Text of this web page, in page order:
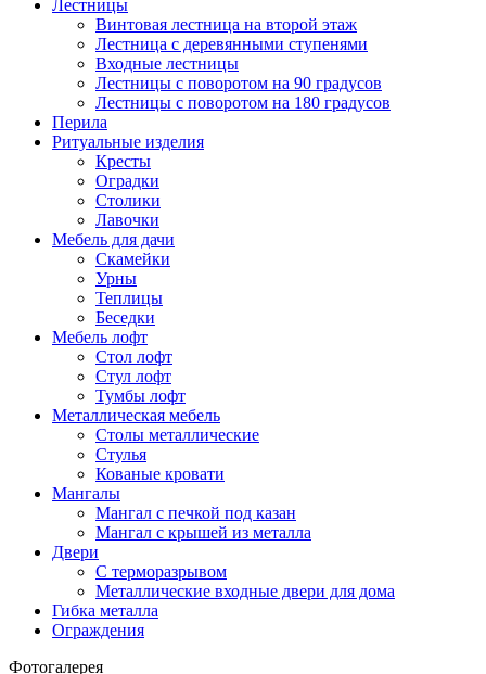
Лестницы
Винтовая лестница на второй этаж
Лестница с деревянными ступенями
Входные лестницы
Лестницы с поворотом на 90 градусов
Лестницы с поворотом на 180 градусов
Перила
Ритуальные изделия
Кресты
Оградки
Столики
Лавочки
Мебель для дачи
Скамейки
Урны
Теплицы
Беседки
Мебель лофт
Стол лофт
Стул лофт
Тумбы лофт
Металлическая мебель
Столы металлические
Стулья
Кованые кровати
Мангалы
Мангал с печкой под казан
Мангал с крышей из металла
Двери
C терморазрывом
Металлические входные двери для дома
Гибка металла
Ограждения
Фотогалерея